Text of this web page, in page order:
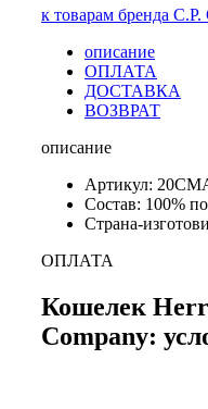
к товарам бренда C.P.
описание
ОПЛАТА
ДОСТАВКА
ВОЗВРАТ
описание
Артикул:
Состав: 100%
Страна-
ОПЛАТА
Кошелек
Company: